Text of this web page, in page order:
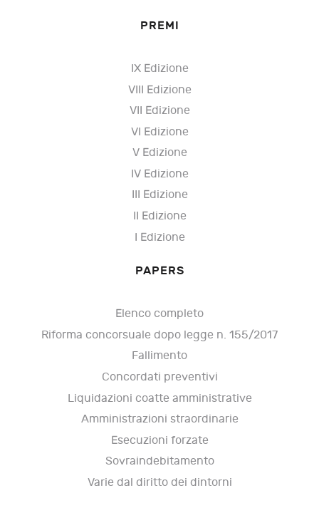
PREMI
IX Edizione
VIII Edizione
VII Edizione
VI Edizione
V Edizione
IV Edizione
III Edizione
II Edizione
I Edizione
PAPERS
Elenco completo
Riforma concorsuale dopo legge n. 155/2017
Fallimento
Concordati preventivi
Liquidazioni coatte amministrative
Amministrazioni straordinarie
Esecuzioni forzate
Sovraindebitamento
Varie dal diritto dei dintorni